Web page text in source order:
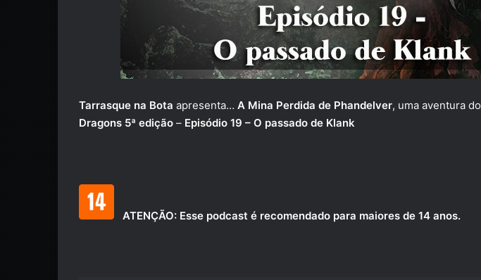
Tarrasque na Bota apresenta… A Mina Perdida de Phandelver, uma aventura do
Dragons 5ª edição – Episódio 19 – O passado de Klank
ATENÇÃO: Esse podcast é recomendado para maiores de 14 anos.